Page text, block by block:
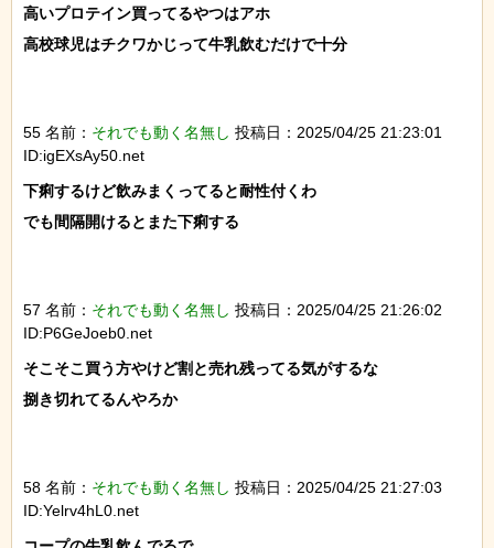
高いプロテイン買ってるやつはアホ
高校球児はチクワかじって牛乳飲むだけで十分
55 名前： それでも動く名無し 投稿日：2025/04/25 21:23:01
ID:igEXsAy50.net
下痢するけど飲みまくってると耐性付くわ
でも間隔開けるとまた下痢する
57 名前： それでも動く名無し 投稿日：2025/04/25 21:26:02
ID:P6GeJoeb0.net
そこそこ買う方やけど割と売れ残ってる気がするな
捌き切れてるんやろか
58 名前： それでも動く名無し 投稿日：2025/04/25 21:27:03
ID:Yelrv4hL0.net